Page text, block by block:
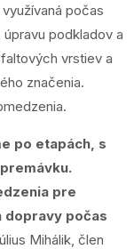
počas
podkladov a
vrstiev a
značenia.
po etapách, s
pre
dopravy počas
Mihálik, člen